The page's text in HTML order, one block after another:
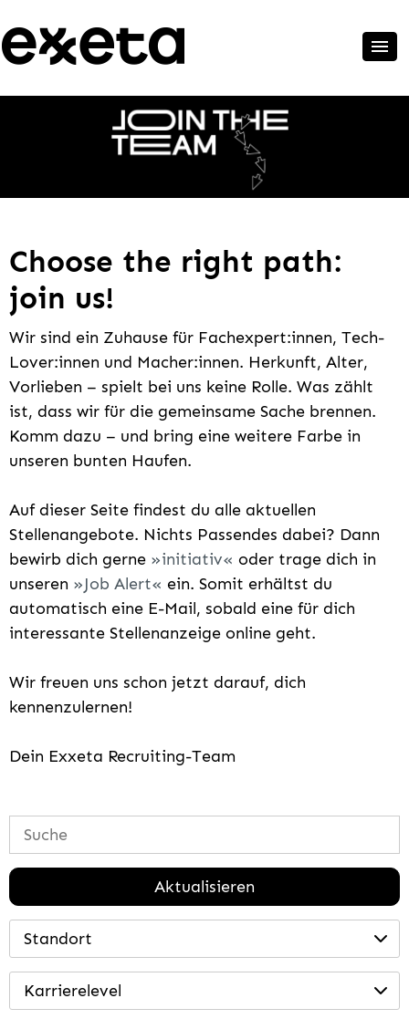
Choose the right path:
join us!
Wir sind ein Zuhause für Fachexpert:innen, Tech-
Lover:innen und Macher:innen. Herkunft, Alter,
Vorlieben – spielt bei uns keine Rolle. Was zählt
ist, dass wir für die gemeinsame Sache brennen.
Komm dazu – und bring eine weitere Farbe in
unseren bunten Haufen.
Auf dieser Seite findest du alle aktuellen
Stellenangebote. Nichts Passendes dabei? Dann
bewirb dich gerne
initiativ
oder trage dich in
unseren
Job Alert
ein. Somit erhältst du
automatisch eine E-Mail, sobald eine für dich
interessante Stellenanzeige online geht.
Wir freuen uns schon jetzt darauf, dich
kennenzulernen!
Dein Exxeta Recruiting-Team
Aktualisieren
Standort
Karrierelevel